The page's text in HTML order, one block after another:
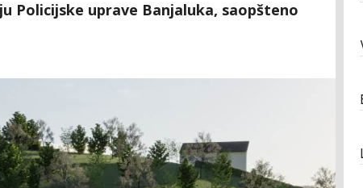
Policijske uprave Banjaluka, saopšteno